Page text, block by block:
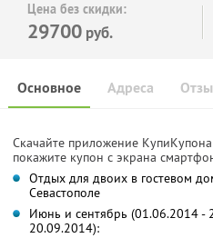
Цена без скидки:
29700 руб.
Основное Адреса
Скачайте приложение
покажите купон с экрана
Отдых для двоих в гостевом
Севастополе
Июнь и сентябрь (01.06.2014 -
20.09.2014):